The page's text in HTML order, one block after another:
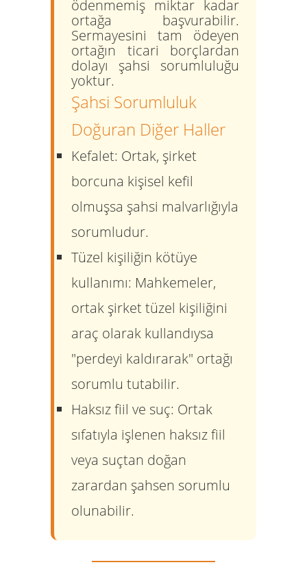
ödenmemiş miktar kadar
ortağa başvurabilir.
Sermayesini tam ödeyen
ortağın ticari borçlardan
dolayı şahsi sorumluluğu
yoktur.
Şahsi Sorumluluk
Doğuran Diğer Haller
Kefalet: Ortak, şirket
borcuna kişisel kefil
olmuşsa şahsi malvarlığıyla
sorumludur.
Tüzel kişiliğin kötüye
kullanımı: Mahkemeler,
ortak şirket tüzel kişiliğini
araç olarak kullandıysa
"perdeyi kaldırarak" ortağı
sorumlu tutabilir.
Haksız fiil ve suç: Ortak
sıfatıyla işlenen haksız fiil
veya suçtan doğan
zarardan şahsen sorumlu
olunabilir.